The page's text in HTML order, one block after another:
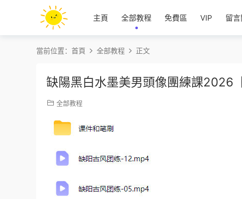
主頁 全部教程 免費區 VIP 留言
當前位置： 首頁 全部教程 正文
缺陽黑白水墨美男頭像團練課2026
全部教程